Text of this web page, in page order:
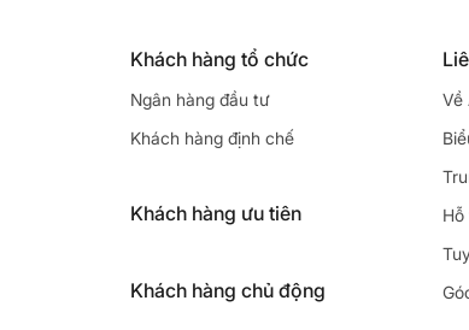
Khách hàng tổ chức
Ngân hàng đầu tư
Khách hàng định chế
Khách hàng ưu tiên
Khách hàng chủ động
Về